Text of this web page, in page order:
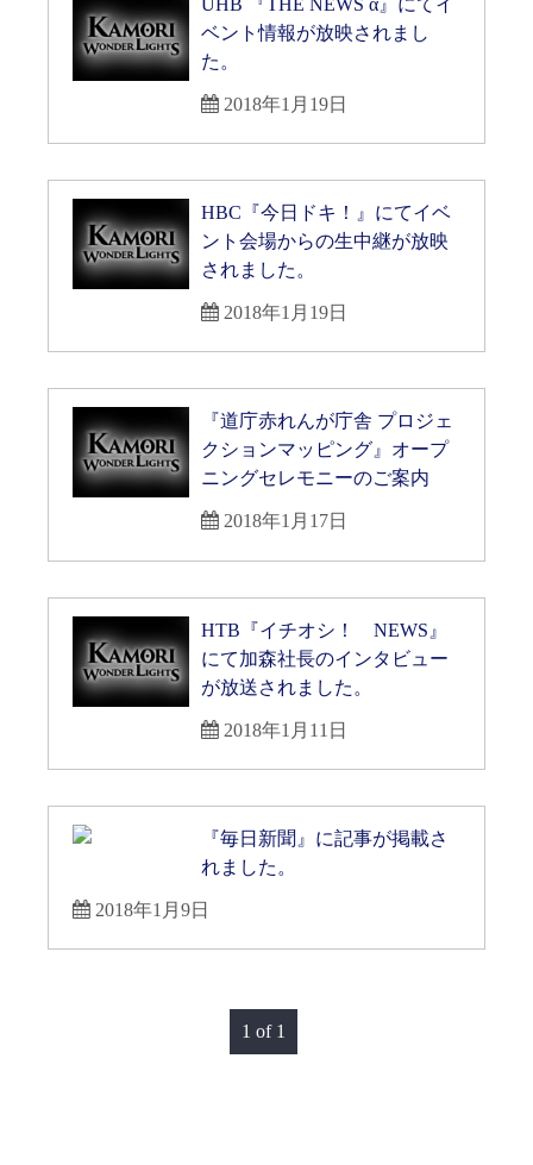
ベント情報が放映されまし
た。
2018年1月19日
HBC『今日ドキ！』にてイベ
ント会場からの生中継が放映
されました。
2018年1月19日
『道庁赤れんが庁舎 プロジェ
クションマッピング』オープ
ニングセレモニーのご案内
2018年1月17日
HTB『イチオシ！ NEWS』
にて加森社長のインタビュー
が放送されました。
2018年1月11日
『毎日新聞』に記事が掲載さ
れました。
2018年1月9日
1 of 1